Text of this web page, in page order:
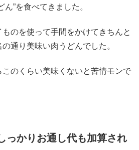
”を食べてきました。
のを使って手間をかけてきちんと
通り美味い肉うどんでした。
のくらい美味くないと苦情モンで
っかりお通し代も加算され